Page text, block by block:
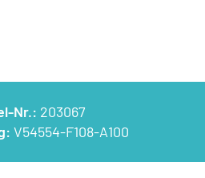
Nr.: 203067
V54554-F108-A100